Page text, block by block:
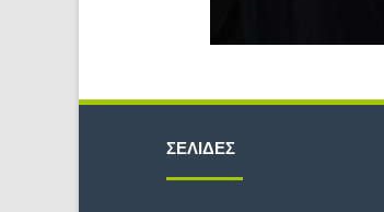
ΣΕΛΊΔΕΣ